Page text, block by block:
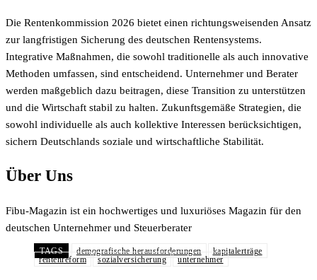
Die Rentenkommission 2026 bietet einen richtungsweisenden Ansatz
zur langfristigen Sicherung des deutschen Rentensystems.
Integrative Maßnahmen, die sowohl traditionelle als auch innovative
Methoden umfassen, sind entscheidend. Unternehmer und Berater
werden maßgeblich dazu beitragen, diese Transition zu unterstützen
und die Wirtschaft stabil zu halten. Zukunftsgemäße Strategien, die
sowohl individuelle als auch kollektive Interessen berücksichtigen,
sichern Deutschlands soziale und wirtschaftliche Stabilität.
Über Uns
Fibu-Magazin ist ein hochwertiges und luxuriöses Magazin für den
deutschen Unternehmer und Steuerberater
TAGS demografische herausforderungen
kapitalerträge
rentenreform
sozialversicherung unternehmer